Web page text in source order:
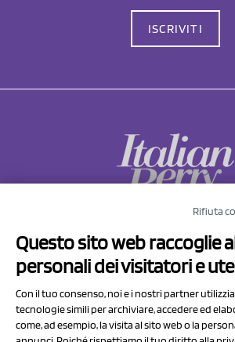
ISCRIVITI
Via Prov.le Sassuolo Vignola
41057 Spilamberto (MO)
P.I/C.F. 01041460369
Rifiuta
Questo sito web raccoglie
personali dei visitatori e
Con il tuo consenso, noi e i nostri partner
tecnologie simili per archiviare, accedere ed
come, ad esempio, la visita al sito web o la